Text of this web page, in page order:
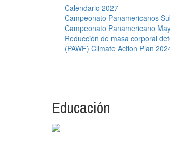
Calendario 2027
Campeonato Panamericanos
Campeonato Panamericano
Reducción de masa corporal
(PAWF) Climate Action Plan
Educación